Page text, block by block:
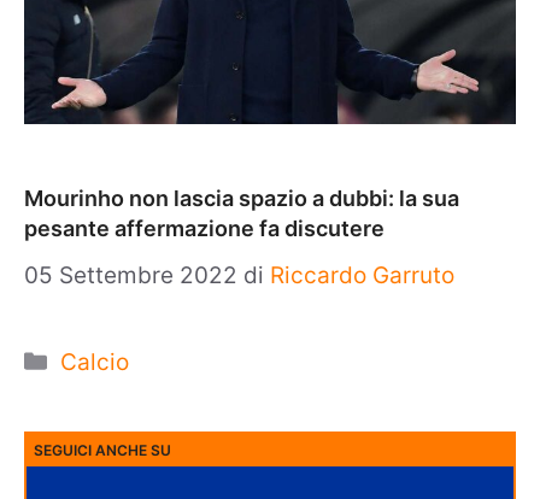
Mourinho non lascia spazio a dubbi: la sua
pesante affermazione fa discutere
05 Settembre 2022 di Riccardo Garruto
Categorie
Calcio
SEGUICI ANCHE SU